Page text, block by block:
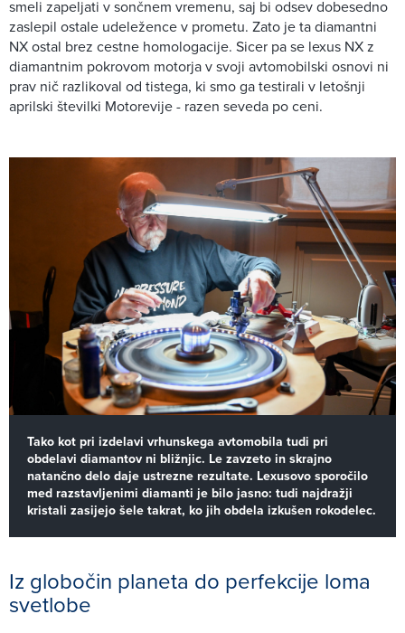
smeli zapeljati v sončnem vremenu, saj bi odsev dobesedno
zaslepil ostale udeležence v prometu. Zato je ta diamantni
NX ostal brez cestne homologacije. Sicer pa se lexus NX z
diamantnim pokrovom motorja v svoji avtomobilski osnovi ni
prav nič razlikoval od tistega, ki smo ga testirali v letošnji
aprilski številki Motorevije - razen seveda po ceni.
Tako kot pri izdelavi vrhunskega avtomobila tudi pri
obdelavi diamantov ni bližnjic. Le zavzeto in skrajno
natančno delo daje ustrezne rezultate. Lexusovo sporočilo
med razstavljenimi diamanti je bilo jasno: tudi najdražji
kristali zasijejo šele takrat, ko jih obdela izkušen rokodelec.
Iz globočin planeta do perfekcije loma
svetlobe